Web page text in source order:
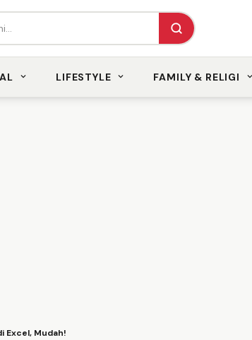
LIFESTYLE FAMILY & RELIGI
Excel, Mudah!